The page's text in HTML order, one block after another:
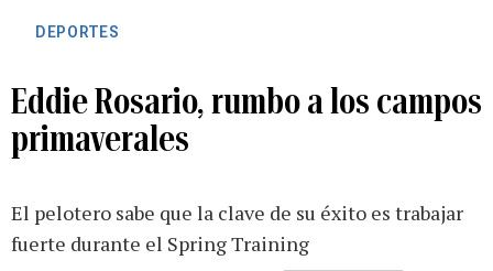
DEPORTES
Eddie Rosario, rumbo a los campos
primaverales
El pelotero sabe que la clave de su éxito es trabajar
fuerte durante el Spring Training